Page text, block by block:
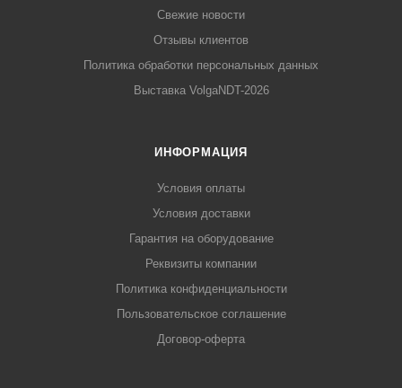
Свежие новости
Отзывы клиентов
Политика обработки персональных данных
Выставка VolgaNDT-2026
ИНФОРМАЦИЯ
Условия оплаты
Условия доставки
Гарантия на оборудование
Реквизиты компании
Политика конфиденциальности
Пользовательское соглашение
Договор-оферта